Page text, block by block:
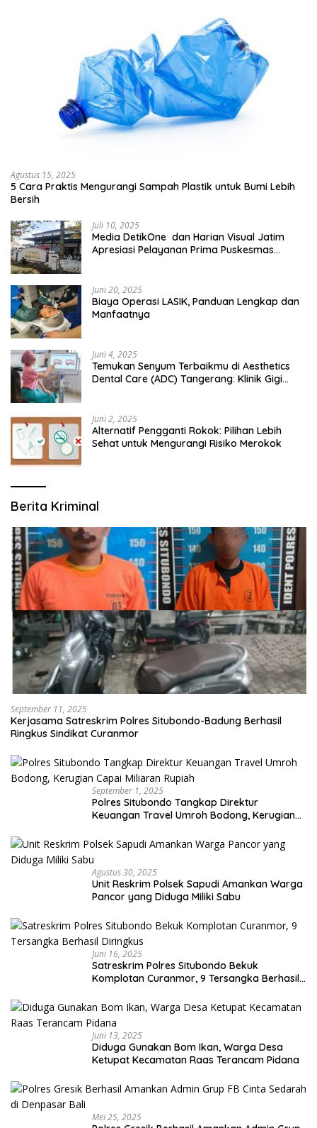
Agustus 15, 2025
5 Cara Praktis Mengurangi Sampah Plastik untuk Bumi Lebih
Bersih
Juli 10, 2025
Media DetikOne dan Harian Visual Jatim
Apresiasi Pelayanan Prima Puskesmas
Juni 20, 2025
Biaya Operasi LASIK, Panduan Lengkap dan
Manfaatnya
Juni 4, 2025
Temukan Senyum Terbaikmu di Aesthetics
Dental Care (ADC) Tangerang: Klinik Gigi
Juni 2, 2025
Alternatif Pengganti Rokok: Pilihan Lebih
Sehat untuk Mengurangi Risiko Merokok
Berita Kriminal
September 11, 2025
Kerjasama Satreskrim Polres Situbondo-Badung Berhasil
Ringkus Sindikat Curanmor
September 1, 2025
Polres Situbondo Tangkap Direktur
Keuangan Travel Umroh Bodong, Kerugian
Agustus 30, 2025
Unit Reskrim Polsek Sapudi Amankan Warga
Pancor yang Diduga Miliki Sabu
Juni 16, 2025
Satreskrim Polres Situbondo Bekuk
Komplotan Curanmor, 9 Tersangka Berhasil
Juni 13, 2025
Diduga Gunakan Bom Ikan, Warga Desa
Ketupat Kecamatan Raas Terancam Pidana
Mei 25, 2025